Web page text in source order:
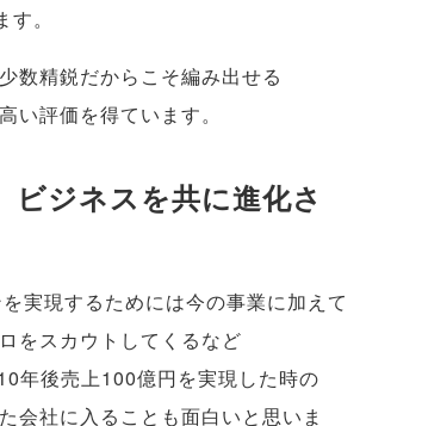
す。
数精鋭だからこそ編み出せる
い評価を得ています。
ビジネスを共に進化さ
実現するためには今の事業に加えて
をスカウトしてくるなど
年後売上100億円を実現した時の
会社に入ることも面白いと思いま